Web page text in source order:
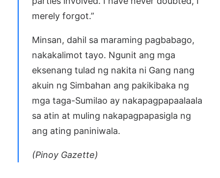
merely forgot.”
Minsan, dahil sa maraming pagbabago,
nakakalimot tayo. Ngunit ang mga
eksenang tulad ng nakita ni Gang nang
akuin ng Simbahan ang pakikibaka ng
mga taga-Sumilao ay nakapagpapaalaala
sa atin at muling nakapagpapasigla ng
ang ating paniniwala.
(Pinoy Gazette)